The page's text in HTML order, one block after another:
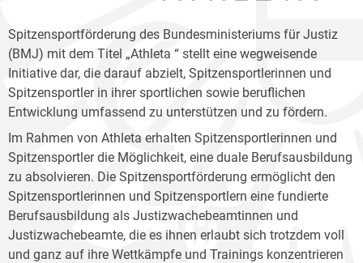
Spitzensportförderung des Bundesministeriums für Justiz
(BMJ) mit dem Titel „Athleta “ stellt eine wegweisende
Initiative dar, die darauf abzielt, Spitzensportlerinnen und
Spitzensportler in ihrer sportlichen sowie beruflichen
Entwicklung umfassend zu unterstützen und zu fördern.
Im Rahmen von Athleta erhalten Spitzensportlerinnen und
Spitzensportler die Möglichkeit, eine duale Berufsausbildung
zu absolvieren. Die Spitzensportförderung ermöglicht den
Spitzensportlerinnen und Spitzensportlern eine fundierte
Berufsausbildung als Justizwachebeamtinnen und
Justizwachebeamte, die es ihnen erlaubt sich trotzdem voll
und ganz auf ihre Wettkämpfe und Trainings konzentrieren